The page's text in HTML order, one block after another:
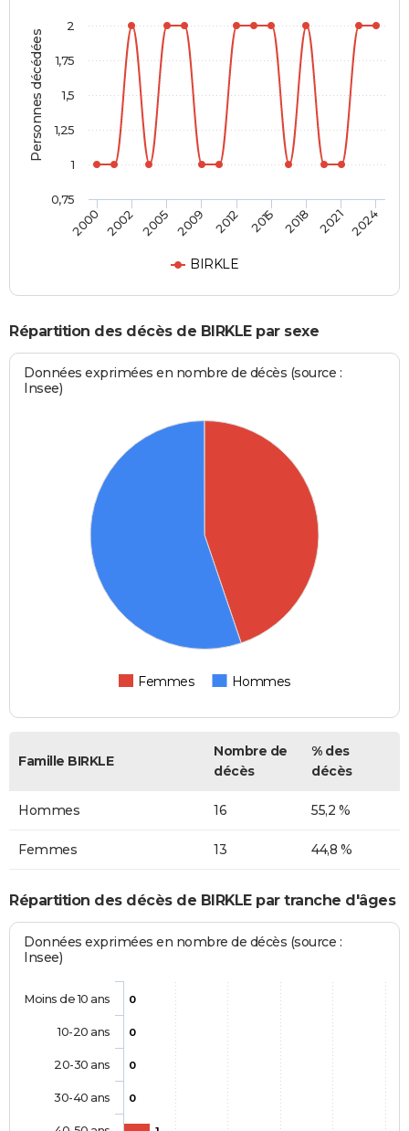
Personnes décédées
BIRKLE
2000 2002 2005 2009 2012 2015 2018 2021 2024
0,75
1
1,25
1,5
1,75
2
Répartition des décès de BIRKLE par sexe
Données exprimées en nombre de décès (source :
Insee)
Femmes Hommes
Famille BIRKLE
Nombre de
décès
% des
décès
Hommes 16 55,2 %
Femmes 13 44,8 %
Répartition des décès de BIRKLE par tranche d'âges
Données exprimées en nombre de décès (source :
Insee)
0
0
0
0
Moins de 10 ans
10-20 ans
20-30 ans
30-40 ans